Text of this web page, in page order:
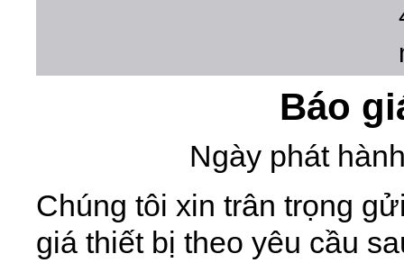
Báo
Ngày phát
Chúng tôi xin trân trọng
giá thiết bị theo yêu cầu